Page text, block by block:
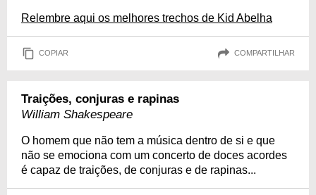
Relembre aqui os melhores trechos de Kid Abelha
COPIAR COMPARTILHAR
Traições, conjuras e rapinas
William Shakespeare
O homem que não tem a música dentro de si e que
não se emociona com um concerto de doces acordes
é capaz de traições, de conjuras e de rapinas...